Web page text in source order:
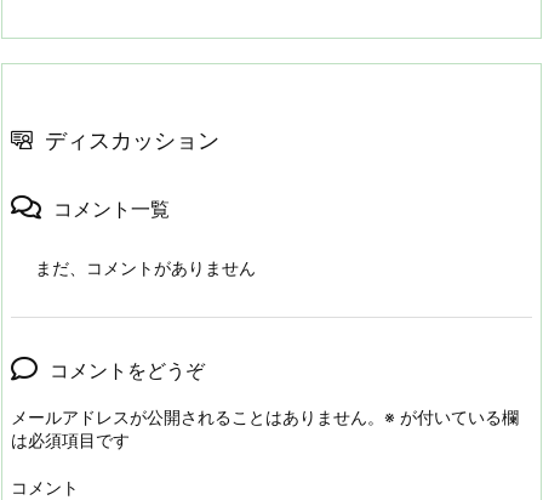
ディスカッション
コメント一覧
まだ、コメントがありません
コメントをどうぞ
メールアドレスが公開されることはありません。 ※ が付いている欄
は必須項目です
コメント